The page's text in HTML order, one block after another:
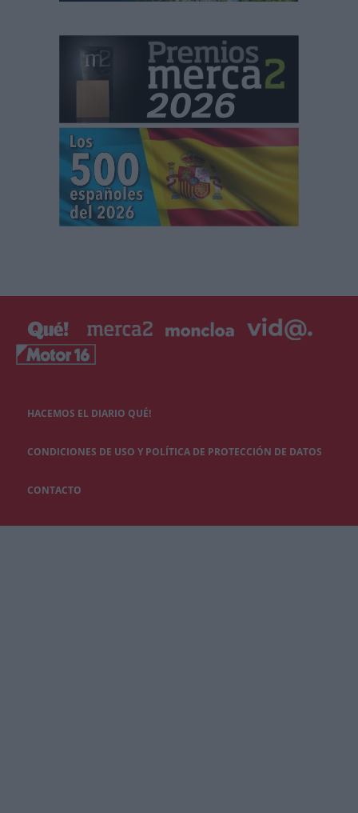
HACEMOS EL DIARIO QUÉ!
CONDICIONES DE USO Y POLÍTICA DE PROTECCIÓN DE DATOS
CONTACTO